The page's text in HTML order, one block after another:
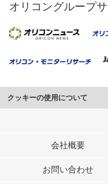
オリコングループサ
クッキーの使用について
このサイトでは Cookie を使
行っています。
メディアや広告配信、データ
会社概要
お問い合わせ